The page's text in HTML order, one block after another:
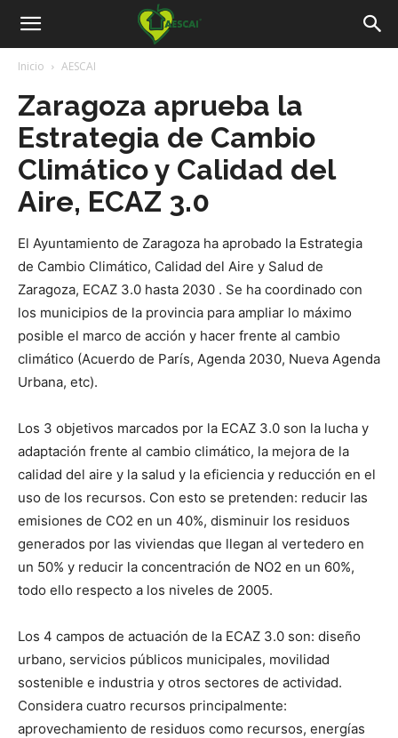
Aescai
Inicio AESCAI
Zaragoza aprueba la
Estrategia de Cambio
Climático y Calidad del
Aire, ECAZ 3.0
El Ayuntamiento de Zaragoza ha aprobado la Estrategia
de Cambio Climático, Calidad del Aire y Salud de
Zaragoza, ECAZ 3.0 hasta 2030 . Se ha coordinado con
los municipios de la provincia para ampliar lo máximo
posible el marco de acción y hacer frente al cambio
climático (Acuerdo de París, Agenda 2030, Nueva Agenda
Urbana, etc).
Los 3 objetivos marcados por la ECAZ 3.0 son la lucha y
adaptación frente al cambio climático, la mejora de la
calidad del aire y la salud y la eficiencia y reducción en el
uso de los recursos. Con esto se pretenden: reducir las
emisiones de CO2 en un 40%, disminuir los residuos
generados por las viviendas que llegan al vertedero en
un 50% y reducir la concentración de NO2 en un 60%,
todo ello respecto a los niveles de 2005.
Los 4 campos de actuación de la ECAZ 3.0 son: diseño
urbano, servicios públicos municipales, movilidad
sostenible e industria y otros sectores de actividad.
Considera cuatro recursos principalmente:
aprovechamiento de residuos como recursos, energías